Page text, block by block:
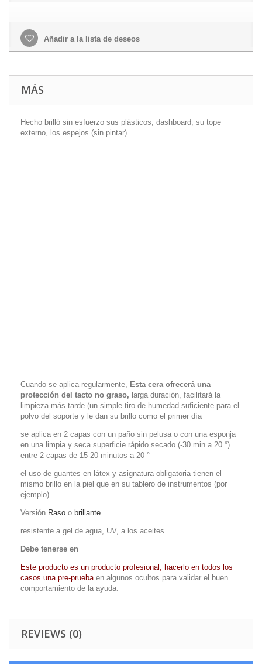
Añadir a la lista de deseos
MÁS
Hecho brilló sin esfuerzo sus plásticos, dashboard, su tope
externo, los espejos (sin pintar)
Cuando se aplica regularmente, Esta cera ofrecerá una
protección del tacto no graso, larga duración, facilitará la
limpieza más tarde (un simple tiro de humedad suficiente para el
polvo del soporte y le dan su brillo como el primer día
se aplica en 2 capas con un paño sin pelusa o con una esponja
en una limpia y seca superficie rápido secado (-30 min a 20 °)
entre 2 capas de 15-20 minutos a 20 °
el uso de guantes en látex y asignatura obligatoria tienen el
mismo brillo en la piel que en su tablero de instrumentos (por
ejemplo)
Versión Raso o brillante
resistente a gel de agua, UV, a los aceites
Debe tenerse en
Este producto es un producto profesional, hacerlo en todos los
casos una pre-pruebaen algunos ocultos para validar el buen
comportamiento de la ayuda.
REVIEWS (0)